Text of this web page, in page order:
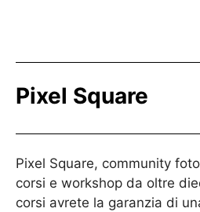
Pixel Square
Pixel Square, community
corsi e workshop da oltre
corsi avrete la garanzia di